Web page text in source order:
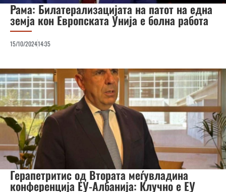
Рама: Билатерализацијата на патот на една
земја кон Европската Унија е болна работа
15/10/202414:35
Герапетритис од Втората меѓувладина
конференција ЕУ-Албанија: Клучно е ЕУ